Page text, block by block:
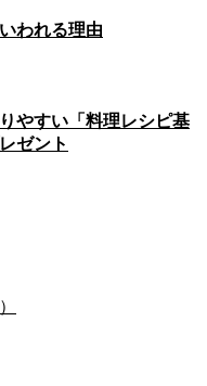
われる理由
やすい「料理レシピ基
ゼント